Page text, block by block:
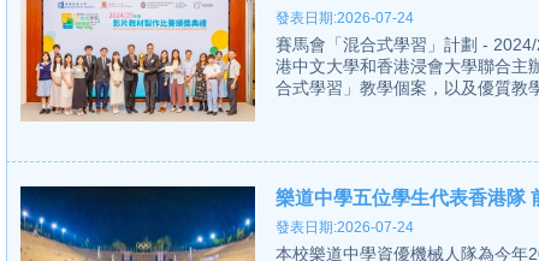
發表日期:2026-07-24
賽馬會「混合式學習」計劃 -
港中文大學和香港浸會大學聯合主
合式學習」教學個案，以及優質教
樂道中學五位學生代表香港隊
發表日期:2026-07-24
本校樂道中學資優機械人隊為今